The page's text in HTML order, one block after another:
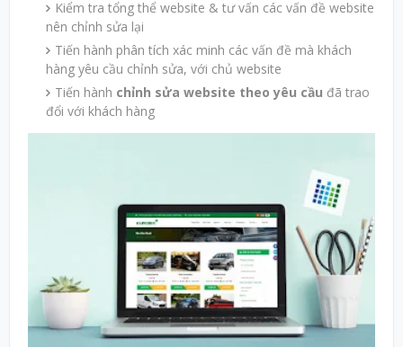
Kiểm tra tổng thể website & tư vấn các vấn đề website
nên chỉnh sửa lại
Tiến hành phân tích xác minh các vấn đề mà khách
hàng yêu cầu chỉnh sửa, với chủ website
Tiến hành chỉnh sửa website theo yêu cầu đã trao
đổi với khách hàng